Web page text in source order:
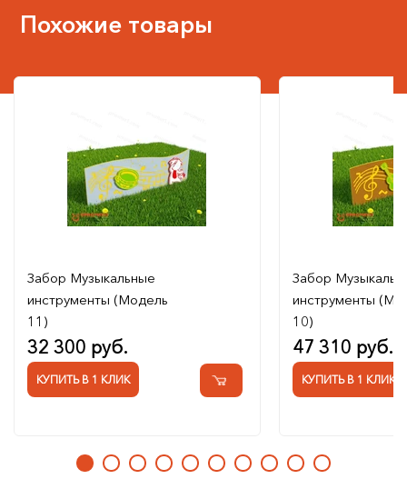
Похожие товары
Забор Музыкальные
инструменты (Модель
11)
32 300 руб.
КУПИТЬ В 1 КЛИК
Забор
инструменты
10)
47 310 руб.
КУПИТЬ В 1 КЛИК